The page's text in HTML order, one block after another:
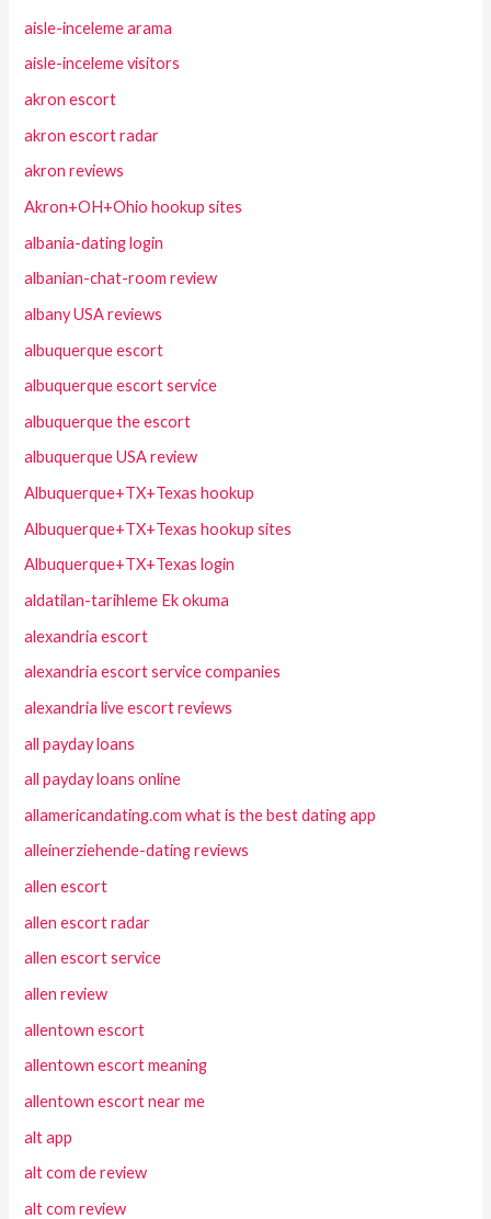
aisle-inceleme arama
aisle-inceleme visitors
akron escort
akron escort radar
akron reviews
Akron+OH+Ohio hookup sites
albania-dating login
albanian-chat-room review
albany USA reviews
albuquerque escort
albuquerque escort service
albuquerque the escort
albuquerque USA review
Albuquerque+TX+Texas hookup
Albuquerque+TX+Texas hookup sites
Albuquerque+TX+Texas login
aldatilan-tarihleme Ek okuma
alexandria escort
alexandria escort service companies
alexandria live escort reviews
all payday loans
all payday loans online
allamericandating.com what is the best dating app
alleinerziehende-dating reviews
allen escort
allen escort radar
allen escort service
allen review
allentown escort
allentown escort meaning
allentown escort near me
alt app
alt com de review
alt com review